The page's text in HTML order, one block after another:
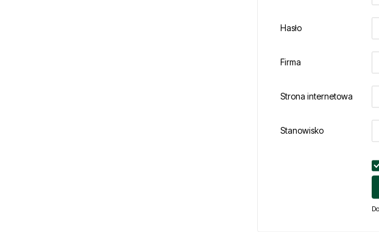
Hasło
Firma
Strona internetowa
Stanowisko